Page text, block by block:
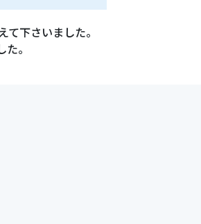
下さいました。
。